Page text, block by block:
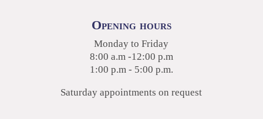
Opening hours
Monday to Friday
8:00 a.m -12:00 p.m
1:00 p.m - 5:00 p.m.
Saturday appointments on request